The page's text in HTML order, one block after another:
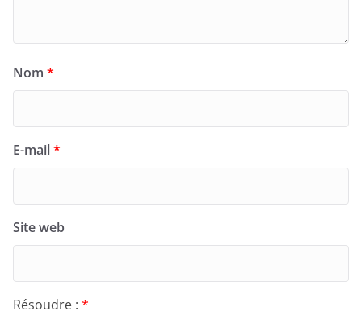
Nom *
E-mail*
Site web
Résoudre : *